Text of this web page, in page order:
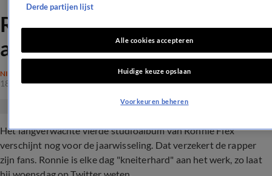
Ronnie Flex verzekert fans:
album komt nog dit jaar
NIEUWS
18 sep 2019, 12:36
Het langverwachte vierde studioalbum van Ronnie Flex
verschijnt nog voor de jaarwisseling. Dat verzekert de rapper
zijn fans. Ronnie is elke dag "kneiterhard" aan het werk, zo laat
Derde partijen lijst
Alle cookies accepteren
Huidige keuze opslaan
Voorkeuren beheren